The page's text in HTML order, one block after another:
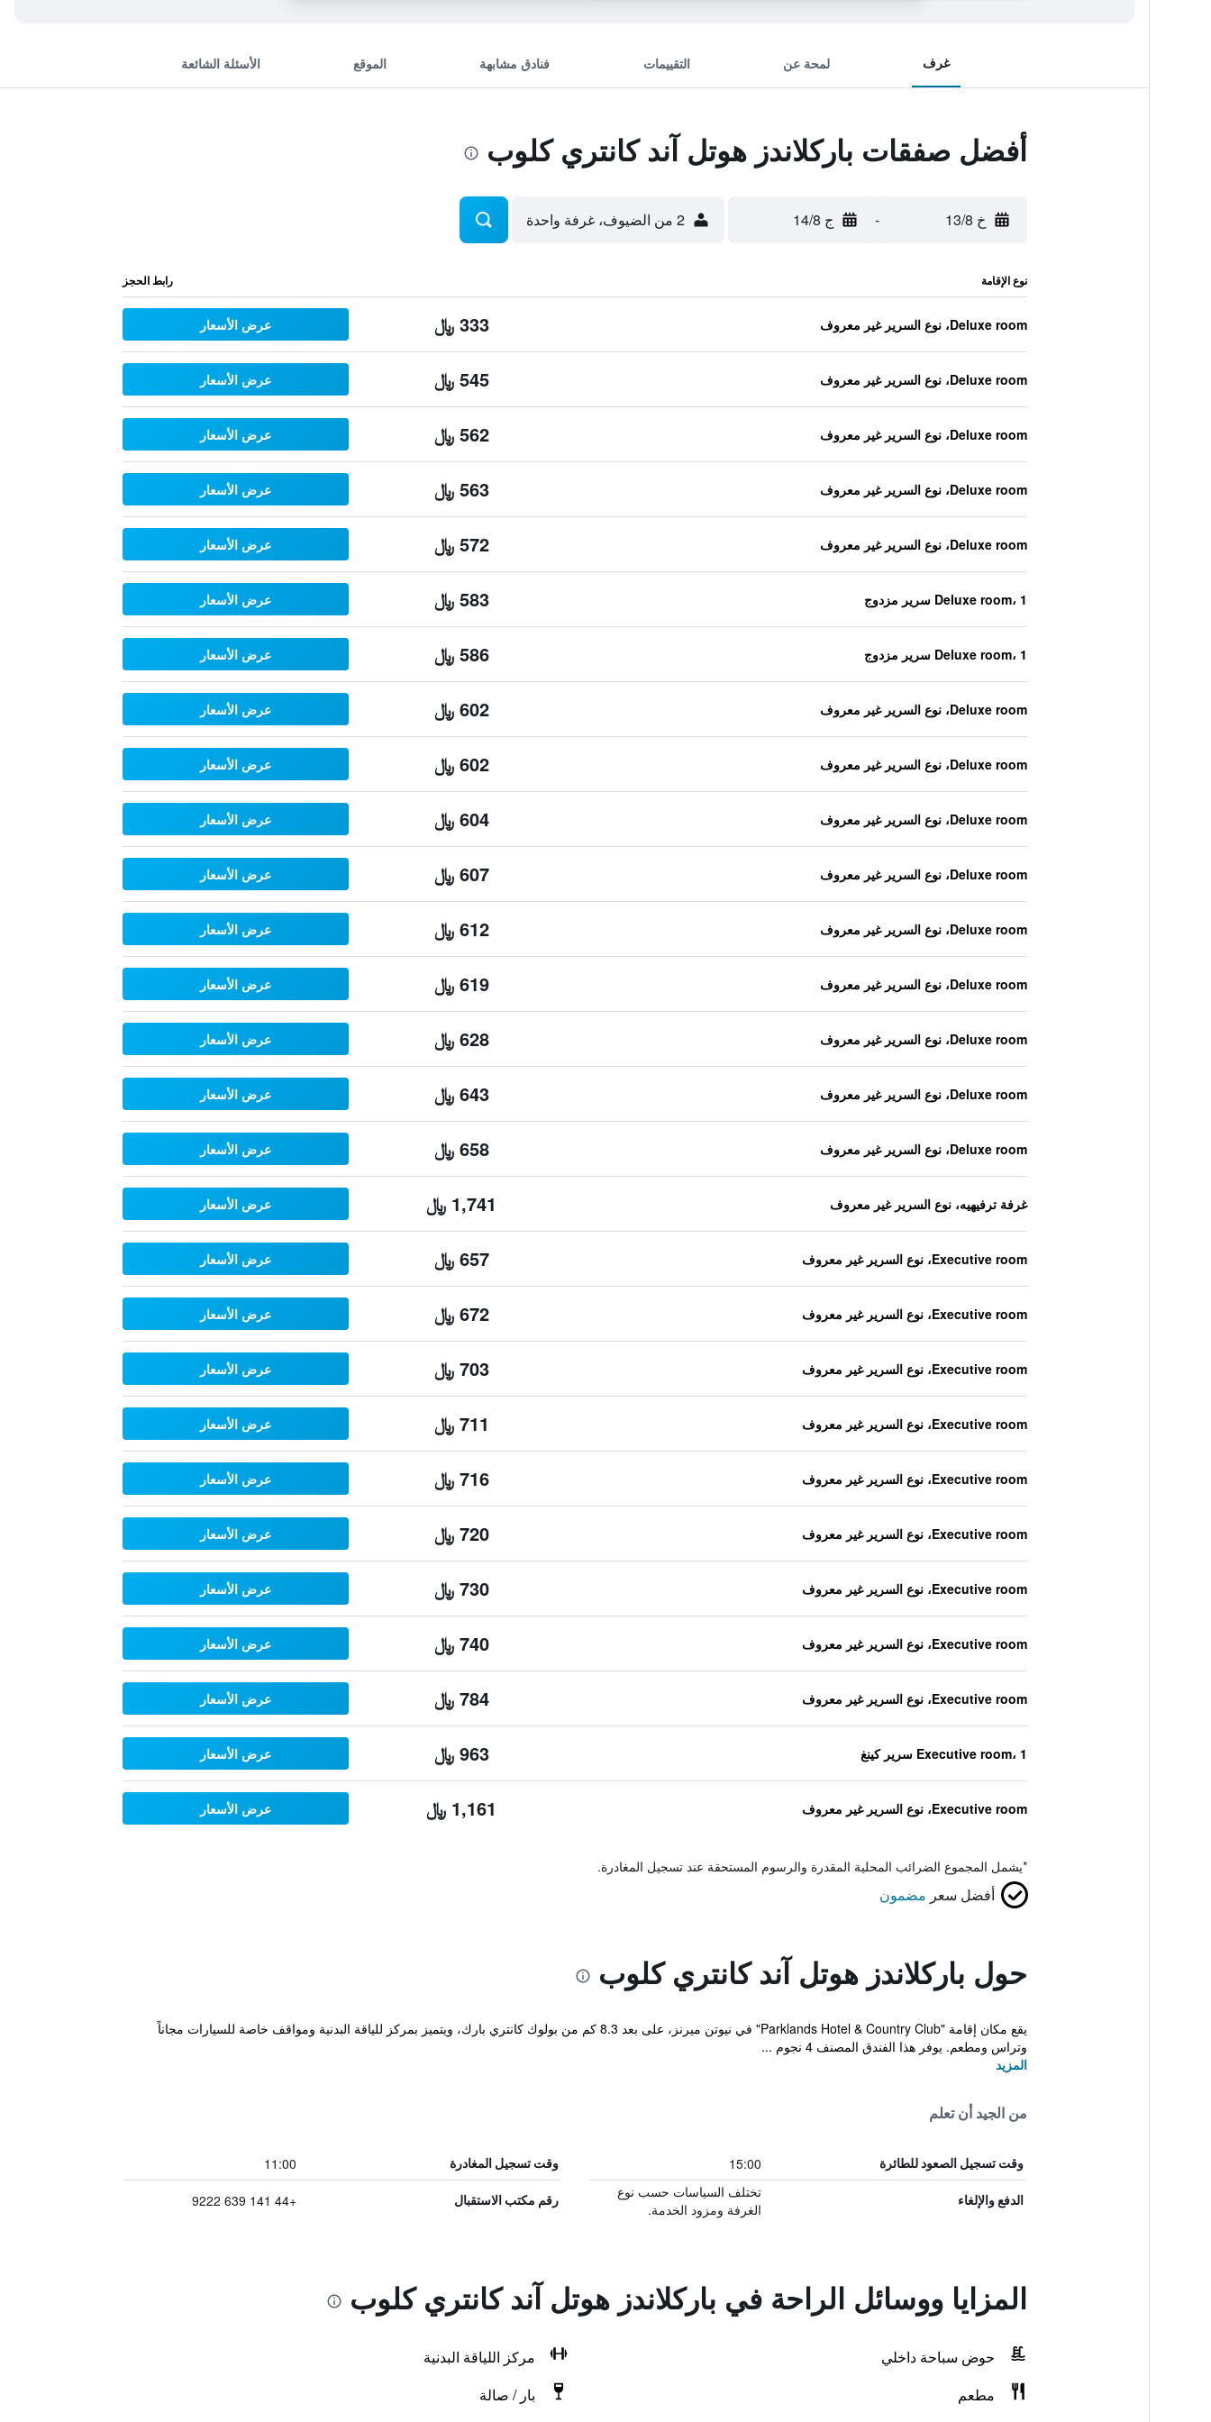
غرف لمحة عن التقييمات فنادق مشابهة الموقع الأسئلة الشائعة
أفضل صفقات باركلاندز هوتل آند كانتري كلوب
خ 13/8 - ج 14/8 2 من الضيوف، غرفة واحدة
نوع الإقامة رابط الحجز
Deluxe room، نوع السرير غير معروف 333 ﷼ عرض الأسعار
Deluxe room، نوع السرير غير معروف 545 ﷼ عرض الأسعار
Deluxe room، نوع السرير غير معروف 562 ﷼ عرض الأسعار
Deluxe room، نوع السرير غير معروف 563 ﷼ عرض الأسعار
Deluxe room، نوع السرير غير معروف 572 ﷼ عرض الأسعار
Deluxe room، 1 سرير مزدوج 583 ﷼ عرض الأسعار
Deluxe room، 1 سرير مزدوج 586 ﷼ عرض الأسعار
Deluxe room، نوع السرير غير معروف 602 ﷼ عرض الأسعار
Deluxe room، نوع السرير غير معروف 602 ﷼ عرض الأسعار
Deluxe room، نوع السرير غير معروف 604 ﷼ عرض الأسعار
Deluxe room، نوع السرير غير معروف 607 ﷼ عرض الأسعار
Deluxe room، نوع السرير غير معروف 612 ﷼ عرض الأسعار
Deluxe room، نوع السرير غير معروف 619 ﷼ عرض الأسعار
Deluxe room، نوع السرير غير معروف 628 ﷼ عرض الأسعار
Deluxe room، نوع السرير غير معروف 643 ﷼ عرض الأسعار
Deluxe room، نوع السرير غير معروف 658 ﷼ عرض الأسعار
غرفة ترفيهيه، نوع السرير غير معروف 1,741 ﷼ عرض الأسعار
Executive room، نوع السرير غير معروف 657 ﷼ عرض الأسعار
Executive room، نوع السرير غير معروف 672 ﷼ عرض الأسعار
Executive room، نوع السرير غير معروف 703 ﷼ عرض الأسعار
Executive room، نوع السرير غير معروف 711 ﷼ عرض الأسعار
Executive room، نوع السرير غير معروف 716 ﷼ عرض الأسعار
Executive room، نوع السرير غير معروف 720 ﷼ عرض الأسعار
Executive room، نوع السرير غير معروف 730 ﷼ عرض الأسعار
Executive room، نوع السرير غير معروف 740 ﷼ عرض الأسعار
Executive room، نوع السرير غير معروف 784 ﷼ عرض الأسعار
Executive room، 1 سرير كينغ 963 ﷼ عرض الأسعار
Executive room، نوع السرير غير معروف 1,161 ﷼ عرض الأسعار
*يشمل المجموع الضرائب المحلية المقدرة والرسوم المستحقة عند تسجيل المغادرة.
أفضل سعر مضمون
حول باركلاندز هوتل آند كانتري كلوب
يقع مكان إقامة "Parklands Hotel & Country Club" في نيوتن ميرنز، على بعد 8.3 كم من بولوك كانتري بارك، ويتميز بمركز للياقة البدنية ومواقف خاصة للسيارات مجاناً
وتراس ومطعم. يوفر هذا الفندق المصنف 4 نجوم ...
المزيد
من الجيد أن تعلم
وقت تسجيل الصعود للطائرة 15:00 وقت تسجيل المغادرة 11:00
الدفع والإلغاء
تختلف السياسات حسب نوع
الغرفة ومزود الخدمة.
رقم مكتب الاستقبال +44 141 639 9222
المزايا ووسائل الراحة في باركلاندز هوتل آند كانتري كلوب
حوض سباحة داخلي
مركز اللياقة البدنية
مطعم
بار / صالة